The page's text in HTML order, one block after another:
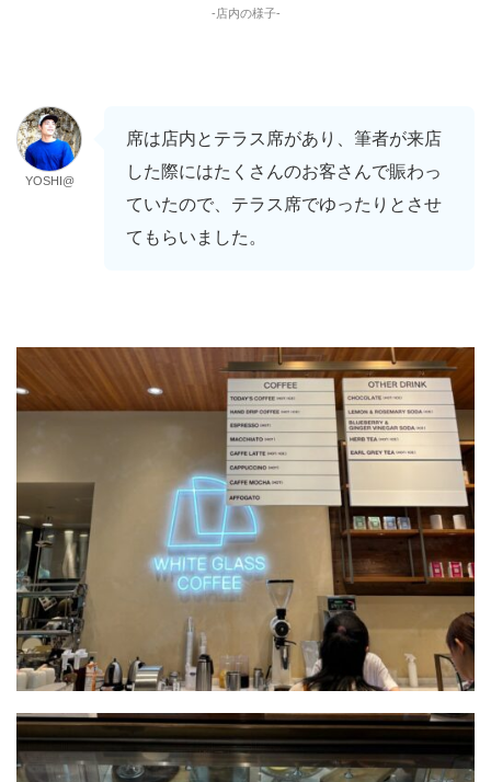
-店内の様子-
YOSHI@
席は店内とテラス席があり、筆者が来店
した際にはたくさんのお客さんで賑わっ
ていたので、テラス席でゆったりとさせ
てもらいました。